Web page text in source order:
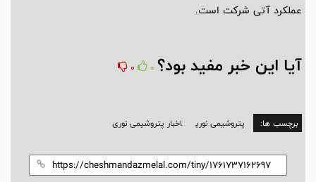
عملکرد آتی شرکت است.
آیا این خبر مفید بود؟ 0
0
برچسب ها: پتروشیمی نوری اخبار پتروشیمی نوری